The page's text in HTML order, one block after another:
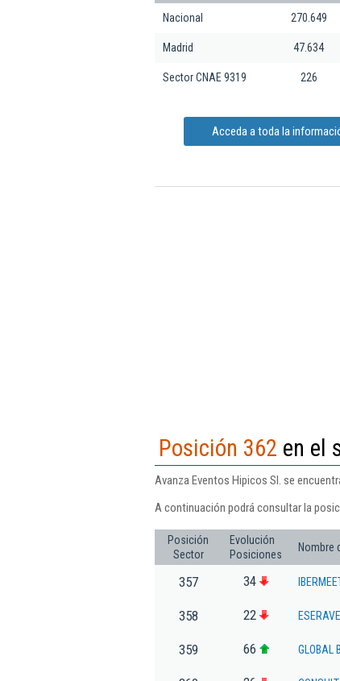
Nacional
270.649
Madrid 47.634
Sector CNAE 9319 226
Acceda a toda la
Posición 362 en el
Avanza Eventos Hipicos Sl. se
A continuación podrá consultar la
Posición
Sector
Evolución
Posiciones
Nombre
357 34
358 22
359 66 GLOBAL